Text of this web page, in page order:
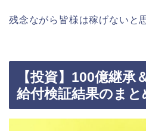
残念ながら皆様は稼げないと
【投資】100億継承
給付検証結果のまと